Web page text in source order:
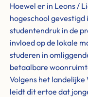
Hoewel er in Leons /
hogeschool
studentendruk in de
invloed op de lokale
studeren in
betaalbare
Volgens het landelijke
leidt dit ertoe dat